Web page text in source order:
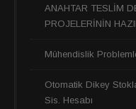
ANAHTAR TESLİM
PROJELERİNİN
Mühendislik
Otomatik Dikey
Sis. Hesabı